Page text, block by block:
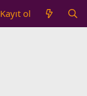
Kayıt ol